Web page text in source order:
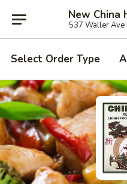
New China
537 Waller Ave
Select Order Type